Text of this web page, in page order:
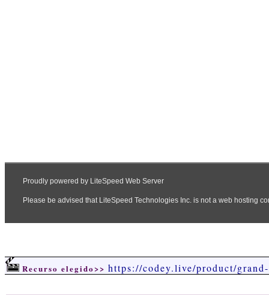
Recurso elegido>> https://codey.live/product/